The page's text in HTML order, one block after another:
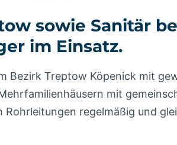
sowie Sanitär
im Einsatz.
Bezirk Treptow Köpenick mit
mit
Rohrleitungen regelmäßig und